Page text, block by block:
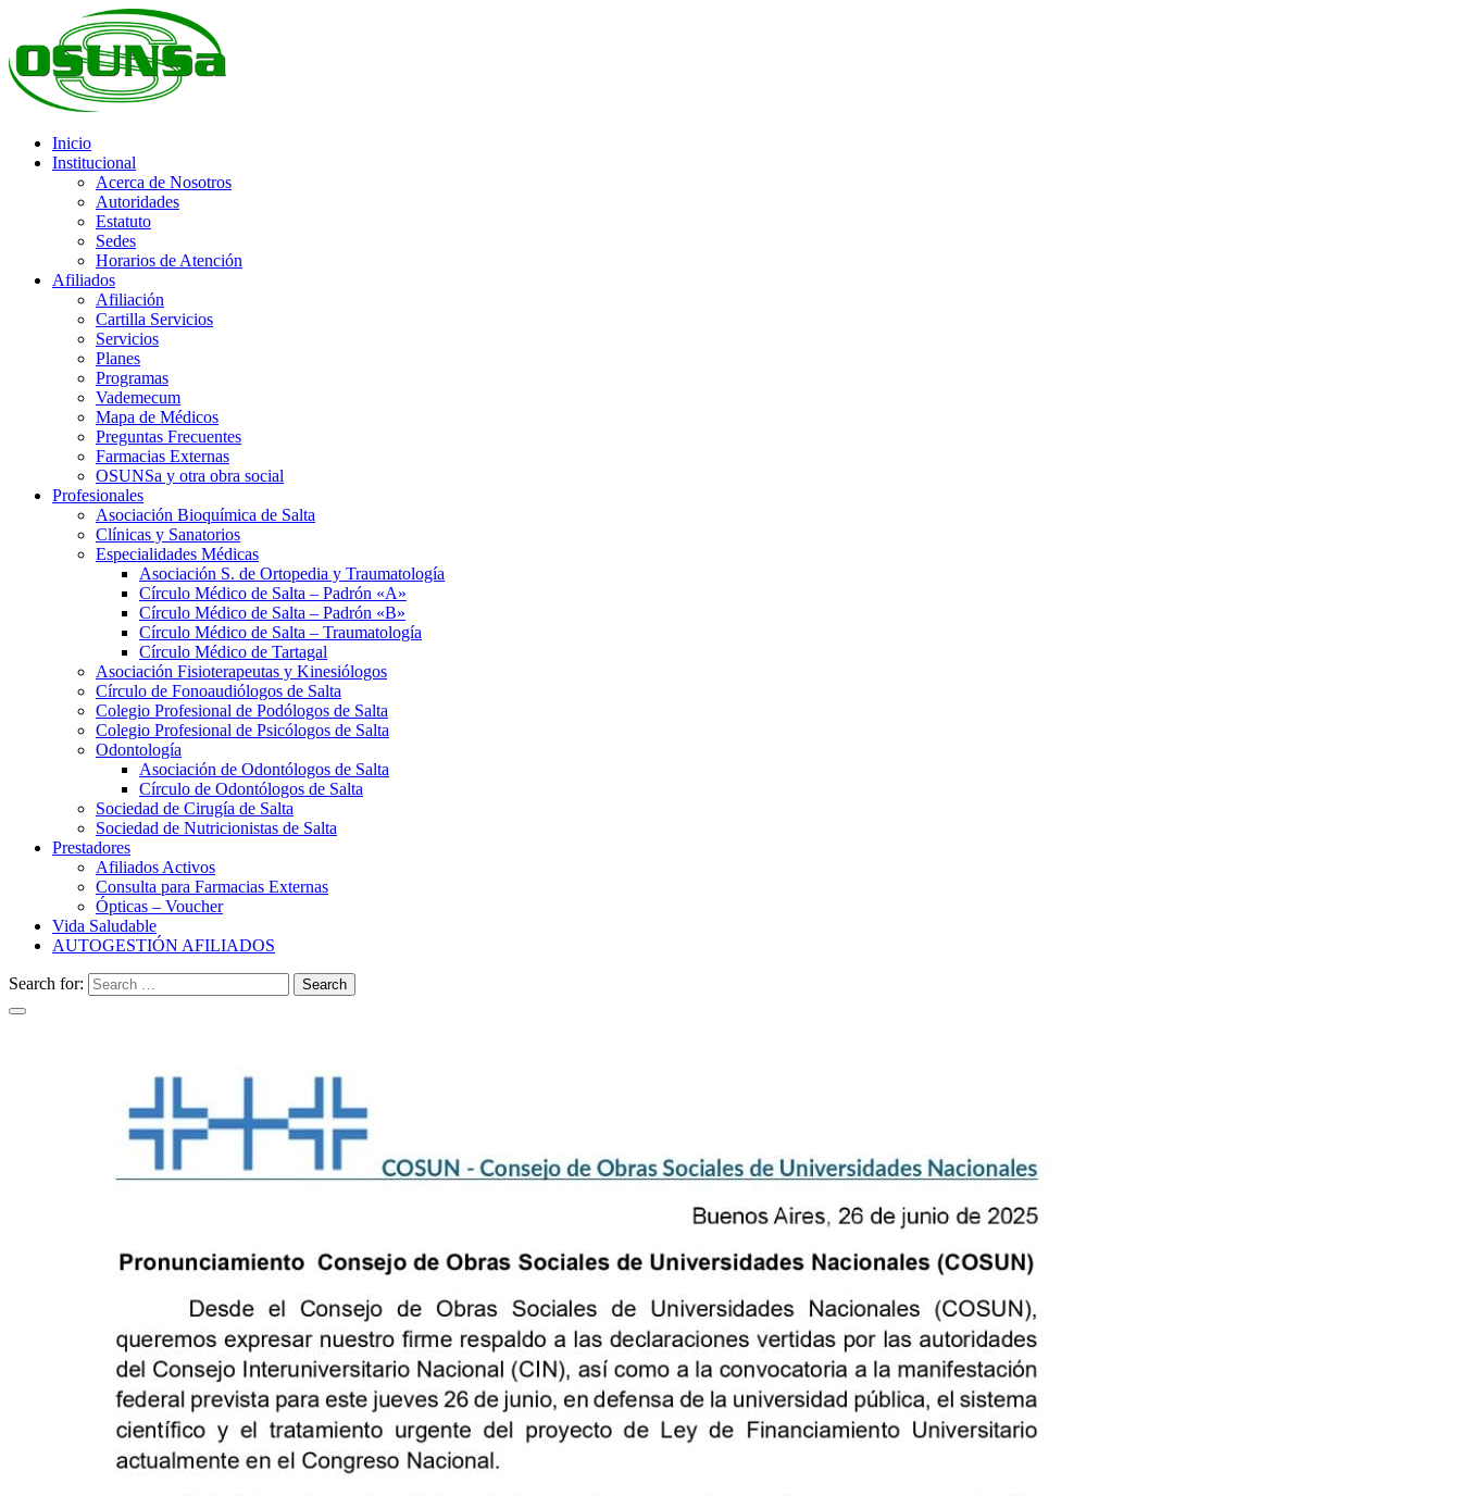
Inicio
Institucional
Acerca de Nosotros
Autoridades
Estatuto
Sedes
Horarios de Atención
Afiliados
Afiliación
Cartilla Servicios
Servicios
Planes
Programas
Vademecum
Mapa de Médicos
Preguntas Frecuentes
Farmacias Externas
OSUNSa y otra obra social
Profesionales
Asociación Bioquímica de Salta
Clínicas y Sanatorios
Especialidades Médicas
Asociación S. de Ortopedia y Traumatología
Círculo Médico de Salta – Padrón «A»
Círculo Médico de Salta – Padrón «B»
Círculo Médico de Salta – Traumatología
Círculo Médico de Tartagal
Asociación Fisioterapeutas y Kinesiólogos
Círculo de Fonoaudiólogos de Salta
Colegio Profesional de Podólogos de Salta
Colegio Profesional de Psicólogos de Salta
Odontología
Asociación de Odontólogos de Salta
Círculo de Odontólogos de Salta
Sociedad de Cirugía de Salta
Sociedad de Nutricionistas de Salta
Prestadores
Afiliados Activos
Consulta para Farmacias Externas
Ópticas – Voucher
Vida Saludable
AUTOGESTIÓN AFILIADOS
Search for: Search